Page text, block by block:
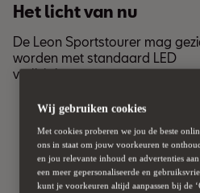
Het licht van nu
De Leon Sportstourer mag
worden met standaard LED
verlichting.
Wij gebruiken cookies
Met cookies proberen we jou de beste
ons in staat om jouw voorkeuren te
en jou relevante inhoud en advertenties
een meer gepersonaliseerde en
kunt je voorkeuren altijd aanpassen bij de